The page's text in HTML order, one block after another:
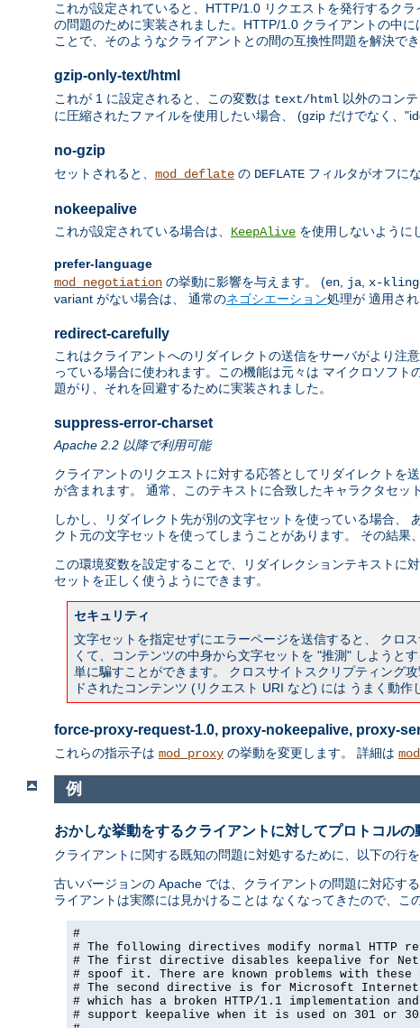
これが設定されていると、HTTP/1.0 リクエストを発行するク
の問題のために実装されました。HTTP/1.0 クライアントの中
ことで、そのようなクライアントとの間の互換性問題を解決でき
gzip-only-text/html
これが 1 に設定されると、この変数は text/html 以外のコン
に圧縮されたファイルを使用したい場合、 (gzip だけでなく、
no-gzip
セットされると、 mod_deflate の DEFLATE フィルタがオフに
nokeepalive
これが設定されている場合は、 KeepAlive を使用しないように
prefer-language
mod_negotiation の挙動に影響を与えます。 (en ja x-
variant がない場合は、 通常のネゴシエーション処理が 適用され
redirect-carefully
これはクライアントへのリダイレクトの送信をサーバがより注
っている場合に使われます。この機能は元々は マイクロソフ
題がり、それを回避するために実装されました。
suppress-error-charset
Apache 2.2 以降で利用可能
クライアントのリクエストに対する応答としてリダイレクトを
が含まれます。 通常、このテキストに合致したキャラクタセッ
しかし、リダイレクト先が別の文字セットを使っている場合、
クト元の文字セットを使ってしまうことがあります。 その結果
この環境変数を設定することで、リダイレクションテキストに
セットを正しく使うようにできます。
セキュリティ
文字セットを指定せずにエラーページを送信すると、 クロ
くて、コンテンツの中身から文字セットを "推測" しようと
単に騙すことができます。 クロスサイトスクリプティング
ドされたコンテンツ (リクエスト URI など) には うまく動作
force-proxy-request-1.0, proxy-nokeepalive, proxy-
これらの指示子は mod_proxy の挙動を変更します。 詳細は
例
おかしな挙動をするクライアントに対してプロトコルの
クライアントに関する既知の問題に対処するために、以下の行
古いバージョンの Apache では、クライアントの問題に対応す
ライアントは実際には見かけることは なくなってきたので、こ
#
# The following directives modify normal HTTP
# The first directive disables keepalive for
# spoof it. There are known problems with these
# The second directive is for Microsoft Internet
# which has a broken HTTP/1.1 implementation
# support keepalive when it is used on 301 or